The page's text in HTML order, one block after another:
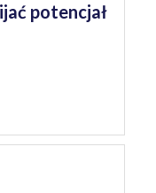
potencjał